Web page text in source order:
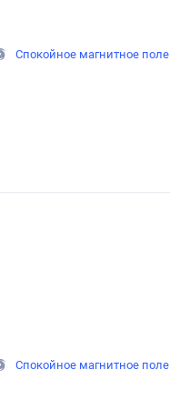
Спокойное магнитное поле
Спокойное магнитное поле